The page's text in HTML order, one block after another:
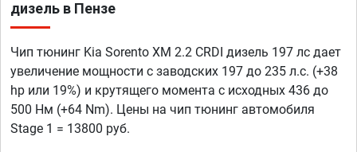
дизель в Пензе
Чип тюнинг Kia Sorento XM 2.2 CRDI дизель 197 лс дает
увеличение мощности с заводских 197 до 235 л.с. (+38
hp или 19%) и крутящего момента с исходных 436 до
500 Нм (+64 Nm). Цены на чип тюнинг автомобиля
Stage 1 = 13800 руб.